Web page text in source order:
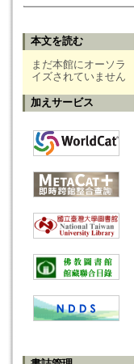
本文を読む
まだ本館にオーソラ
イズされていません
加えサービス